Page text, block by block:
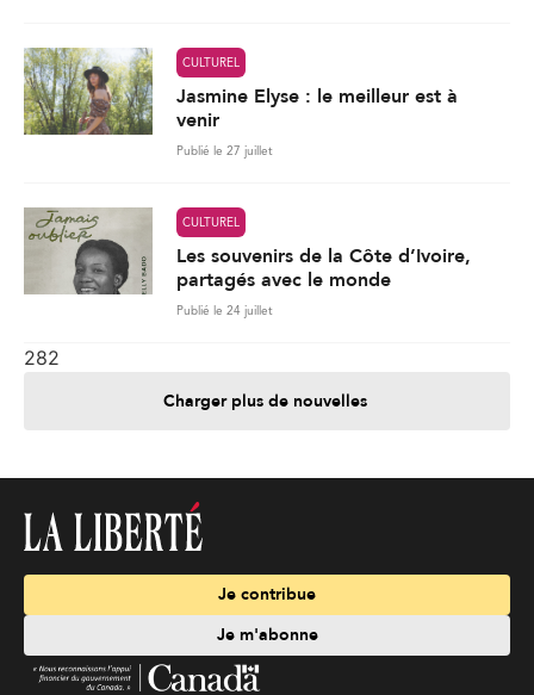
CULTUREL
Jasmine Elyse : le meilleur est à
venir
Publié le 27 juillet
CULTUREL
Les souvenirs de la Côte d’Ivoire,
partagés avec le monde
Publié le 24 juillet
282
Charger plus de nouvelles
Je contribue
Je m'abonne